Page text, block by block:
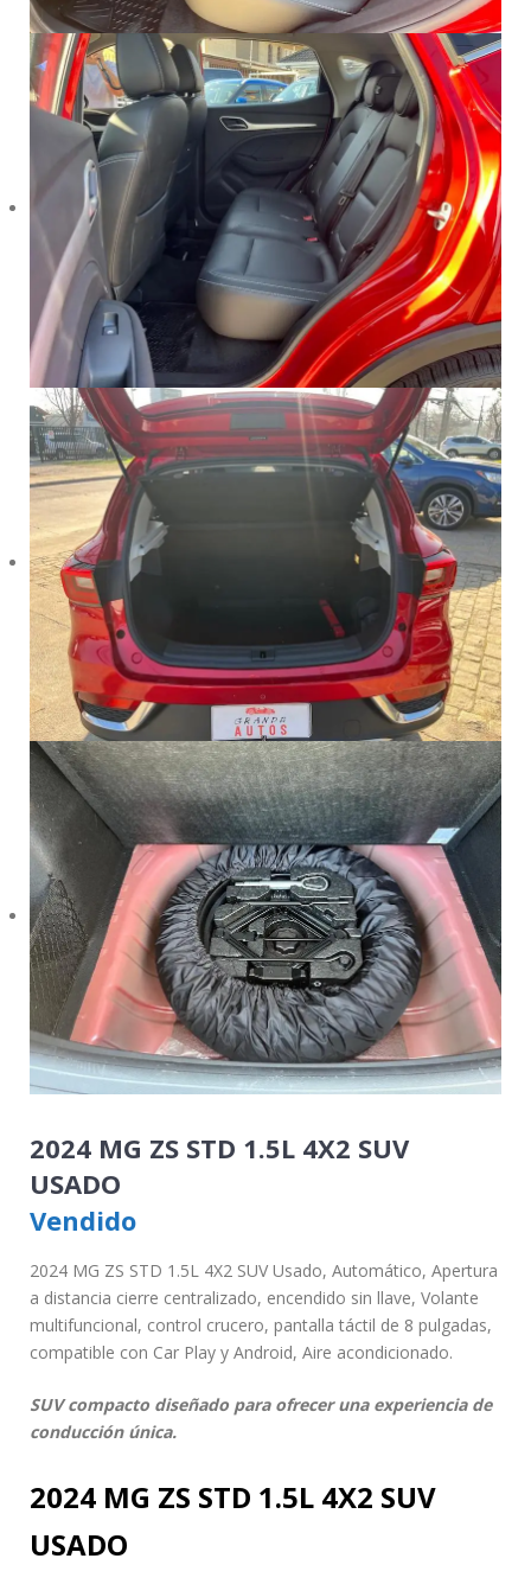
2024 MG ZS STD 1.5L 4X2 SUV
USADO
Vendido
2024 MG ZS STD 1.5L 4X2 SUV Usado, Automático, Apertura
a distancia cierre centralizado, encendido sin llave, Volante
multifuncional, control crucero, pantalla táctil de 8 pulgadas,
compatible con Car Play y Android, Aire acondicionado.
SUV compacto diseñado para ofrecer una experiencia de
conducción única.
2024 MG ZS STD 1.5L 4X2 SUV
USADO